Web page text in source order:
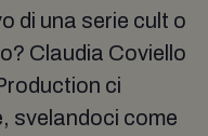
di una serie cult o
Claudia Coviello
ci
svelandoci come